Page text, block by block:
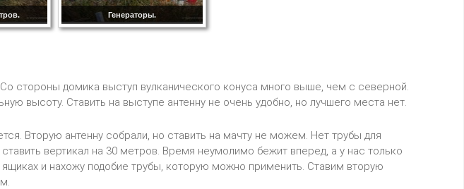
Генераторы.
стороны домика выступ вулканического конуса много выше, чем с северной.
высоту. Ставить на выступе антенну не очень удобно, но лучшего места нет.
Вторую антенну собрали, но ставить на мачту не можем. Нет трубы для
вертикал на 30 метров. Время неумолимо бежит вперед, а у нас только
и нахожу подобие трубы, которую можно применить. Ставим вторую